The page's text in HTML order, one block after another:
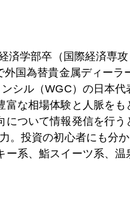
が相次ぎ、約２兆ユーロ
率は年率０．３％にまで
ン入り。フランスも、「
ーゲット型資金供給オペの
ＴＬＴＲＯ）は大幅な未
和に踏み切った。しかし
間銀行が中小企業向けの
ム問題の引き金を引いた
済学部卒（国際経済専
国為替貴金属ディーラ
シル（WGC）の日本
富な相場体験と人脈をも
ついて情報発信を行う
。投資の初心者にも分
系、鮨スイーツ系、温